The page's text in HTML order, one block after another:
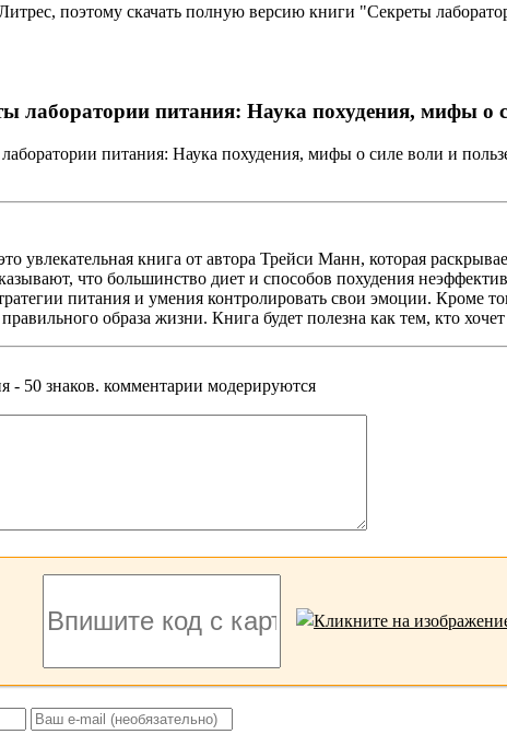
поэтому скачать полную версию книги "Секреты
лаборатории питания: Наука похудения, мифы о
питания: Наука похудения, мифы о силе воли и
увлекательная книга от автора Трейси Манн, которая
что большинство диет и способов похудения
питания и умения контролировать свои эмоции. Кроме
образа жизни. Книга будет полезна как тем, кто
- 50 знаков. комментарии модерируются